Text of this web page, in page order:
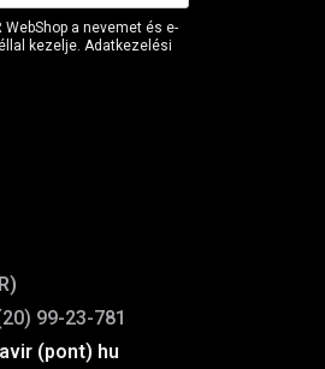
WebShop a nevemet és e-
kezelje. Adatkezelési
99-23-781
(pont) hu